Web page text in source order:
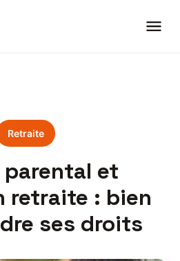
Retraite
parental et
retraite : bien
ses droits